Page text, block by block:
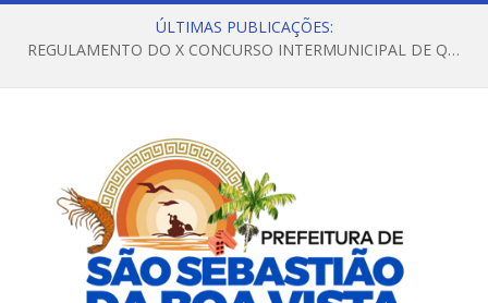
ÚLTIMAS PUBLICAÇÕES:
REGULAMENTO DO X CONCURSO INTERMUNICIPAL DE QUADRILHAS JUNINAS – 2026 – ARRAIÁ DA VENEZA